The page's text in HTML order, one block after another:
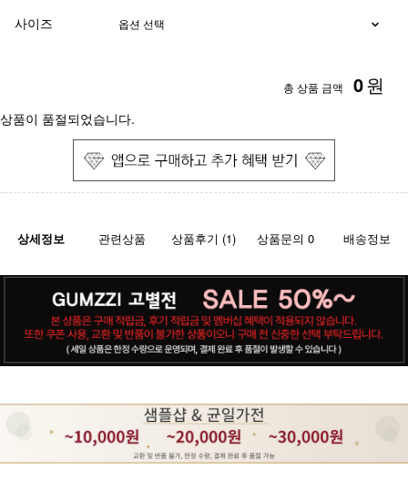
사이즈
총 상품 금액 0원
상품이 품절되었습니다.
상세정보 관련상품 상품후기 (1) 상품문의 0 배송정보